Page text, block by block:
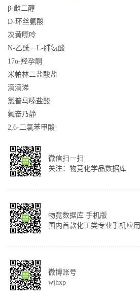
β-雌二醇
D-环丝氨酸
次黄嘌呤
N-乙酰－L-脯氨酸
17α-羟孕酮
米帕林二盐酸盐
滴滴涕
氯普马嗪盐酸
氟奋乃静
2,6-二氯苯甲酸
微信扫一扫
关注：物竞化学品数据库
物竟数据库 手机版
国内首款化工类专业手机应用
微博账号
wjhxp